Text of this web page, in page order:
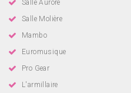
Salle Aurore
Salle Molière
Mambo
Euromusique
Pro Gear
L'armillaire